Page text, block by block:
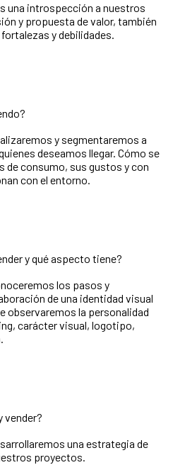
una introspección a nuestros
y propuesta de valor, también
y debilidades.
y segmentaremos a
deseamos llegar. Cómo se
de consumo, sus gustos y con
con el entorno.
y qué aspecto tiene?
los pasos y
de una identidad visual
observaremos la personalidad
carácter visual, logotipo,
vender?
una estrategia de
proyectos.